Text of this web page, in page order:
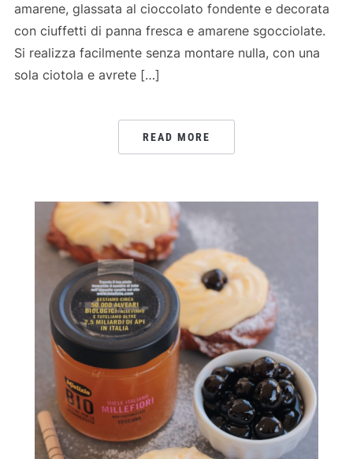
amarene, glassata al cioccolato fondente e decorata
con ciuffetti di panna fresca e amarene sgocciolate.
Si realizza facilmente senza montare nulla, con una
sola ciotola e avrete […]
READ MORE